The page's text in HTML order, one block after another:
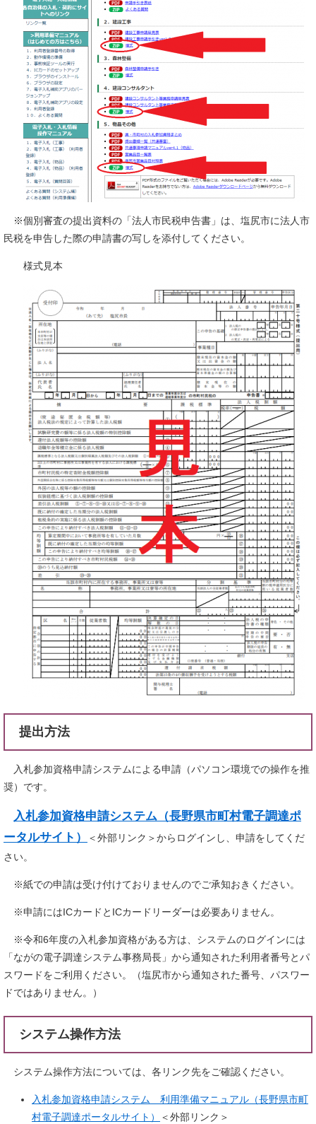
※個別審査の提出資料の「法人市民税申告書」は、塩尻市に法人市
民税を申告した際の申請書の写しを添付してください。
様式見本
提出方法
入札参加資格申請システムによる申請（パソコン環境での操作を推
奨）です。
入札参加資格申請システム（長野県市町村電子調達ポ
ータルサイト）
＜外部リンク＞からログインし、申請をしてくだ
さい。
※紙での申請は受け付けておりませんのでご承知おきください。
※申請にはICカードとICカードリーダーは必要ありません。
※令和6年度の入札参加資格がある方は、システムのログインには
「ながの電子調達システム事務局長」から通知された利用者番号とパ
スワードをご利用ください。（塩尻市から通知された番号、パスワー
ドではありません。）
システム操作方法
システム操作方法については、各リンク先をご確認ください。
入札参加資格申請システム 利用準備マニュアル（長野県市町
村電子調達ポータルサイト）
＜外部リンク＞